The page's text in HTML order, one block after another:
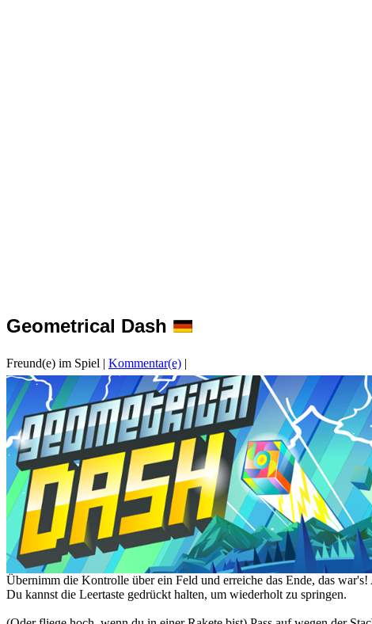
Geometrical Dash
Freund(e) im Spiel | Kommentar(e) |
Übernimm die Kontrolle über ein Feld und erreiche das Ende, das
Du kannst die Leertaste gedrückt halten, um wiederholt zu springen.